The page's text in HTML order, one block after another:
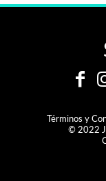
Términos y
© 2022